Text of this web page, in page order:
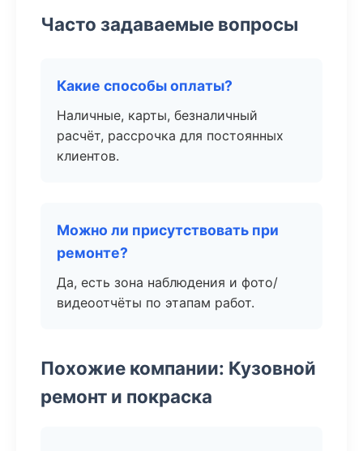
Часто задаваемые вопросы
Какие способы оплаты?
Наличные, карты, безналичный
расчёт, рассрочка для постоянных
клиентов.
Можно ли присутствовать при
ремонте?
Да, есть зона наблюдения и фото/
видеоотчёты по этапам работ.
Похожие компании: Кузовной
ремонт и покраска